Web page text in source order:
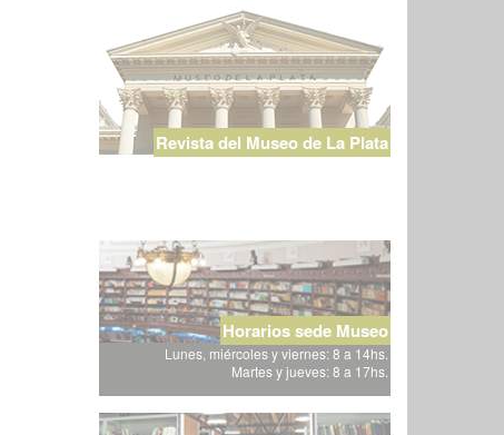
Revista del Museo de La Plata
Horarios sede Museo
Lunes, miércoles y viernes: 8 a 14hs.
Martes y jueves: 8 a 17hs.